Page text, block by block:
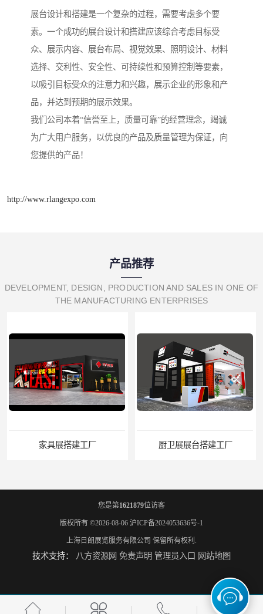
展台设计和搭建是一个复杂的过程，需要考虑多个要
素。一个成功的展台设计和搭建应该综合考虑目标受
众、展示内容、展台布局、视觉效果、照明设计、材料
选择、交利性、安全性、可持续性和预算控制等要素，
以吸引目标受众的注意力和兴趣，展示企业的形象和产
品，并达到预期的展示效果。
我们公司本着“信誉至上，质量可靠”的经营理念，竭诚
为广大用户服务，以优良的产品及质量管理为保证，向
您提供的产品！
http://www.rlangexpo.com
产品推荐
DEVELOPMENT, DESIGN, PRODUCTION AND SALES IN ONE OF
THE MANUFACTURING ENTERPRISES
家具展搭建工厂 厨卫展展台搭建工厂
电子展展台装修 宝马展展台制作
您是第1621879位访客
版权所有 ©2026-08-06 沪ICP备2024053636号-1
上海日朗展览服务有限公司 保留所有权利.
技术支持： 八方资源网 免责声明 管理员入口 网站地图